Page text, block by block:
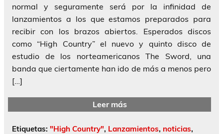
normal y seguramente será por la infinidad de
lanzamientos a los que estamos preparados para
recibir con los brazos abiertos. Esperados discos
como “High Country” el nuevo y quinto disco de
estudio de los norteamericanos The Sword, una
banda que ciertamente han ido de más a menos pero
[…]
Leer más
Etiquetas: "High Country", Lanzamientos, noticias,